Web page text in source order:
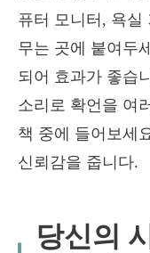
퓨터 모니터, 욕실
무는 곳에 붙여두
되어 효과가 좋습
소리로 확언을 여
책 중에 들어보세
신뢰감을 줍니다.
당신의